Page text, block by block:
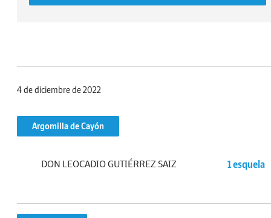
4 de diciembre de 2022
Argomilla de Cayón
DON LEOCADIO GUTIÉRREZ SAIZ 1 esquela